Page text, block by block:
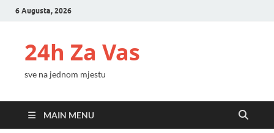
6 Augusta, 2026
24h Za Vas
sve na jednom mjestu
MAIN MENU